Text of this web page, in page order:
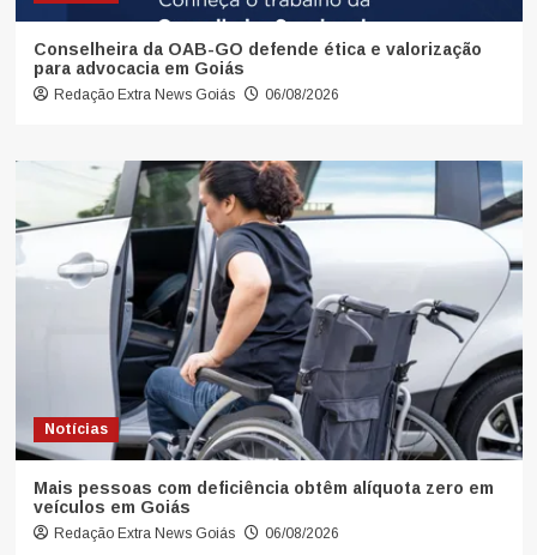
Conselheira da OAB-GO defende ética e valorização
para advocacia em Goiás
Redação Extra News Goiás 06/08/2026
Notícias
Mais pessoas com deficiência obtêm alíquota zero em
veículos em Goiás
Redação Extra News Goiás 06/08/2026